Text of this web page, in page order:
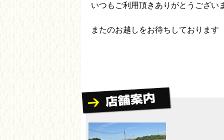
いつもご利用頂きありがとうござい
またのお越しをお待ちしております